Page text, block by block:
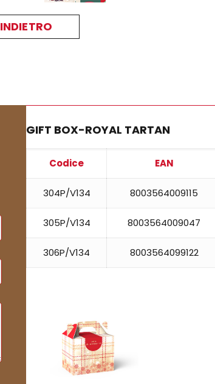
INDIETRO
GIFT BOX-ROYAL TARTAN
Codice EAN
304P/V134 8003564009115
305P/V134 8003564009047
306P/V134 8003564099122